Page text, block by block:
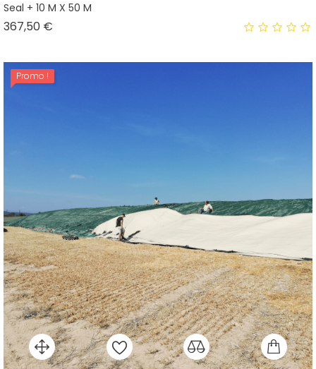
Seal + 10 M X 50 M
367,50 €
Promo !